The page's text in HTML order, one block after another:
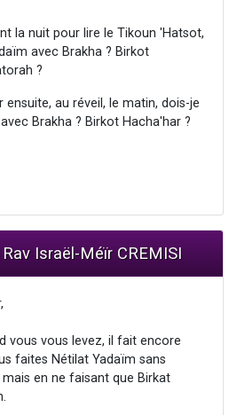
la nuit pour lire le Tikoun 'Hatsot,
avec Brakha ? Birkot
?
au réveil, le matin, dois-je
Brakha ? Birkot Hacha'har ?
Israël-Méïr CREMISI
vous vous levez, il fait encore
faites Nétilat Yadaïm sans
mais en ne faisant que Birkat